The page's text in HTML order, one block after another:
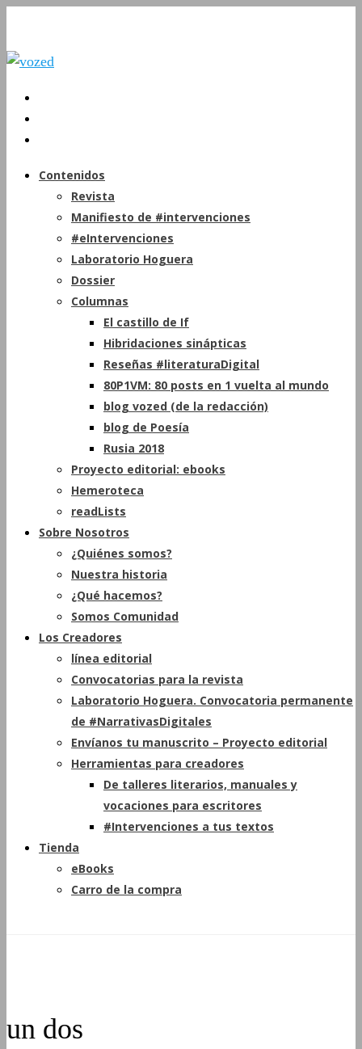
Contenidos
Revista
Manifiesto de #intervenciones
#eIntervenciones
Laboratorio Hoguera
Dossier
Columnas
El castillo de If
Hibridaciones sinápticas
Reseñas #literaturaDigital
80P1VM: 80 posts en 1 vuelta al mundo
blog vozed (de la redacción)
blog de Poesía
Rusia 2018
Proyecto editorial: ebooks
Hemeroteca
readLists
Sobre Nosotros
¿Quiénes somos?
Nuestra historia
¿Qué hacemos?
Somos Comunidad
Los Creadores
línea editorial
Convocatorias para la revista
Laboratorio Hoguera. Convocatoria permanente
de #NarrativasDigitales
Envíanos tu manuscrito – Proyecto editorial
Herramientas para creadores
De talleres literarios, manuales y
vocaciones para escritores
#Intervenciones a tus textos
Tienda
eBooks
Carro de la compra
un dos